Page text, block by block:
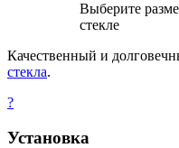
Выберите
стекле
Качественный и
стекла.
?
Установка